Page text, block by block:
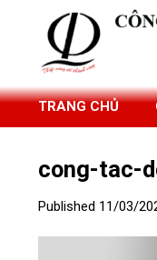
TRANG CHỦ
cong-tac-
Published 11/03/